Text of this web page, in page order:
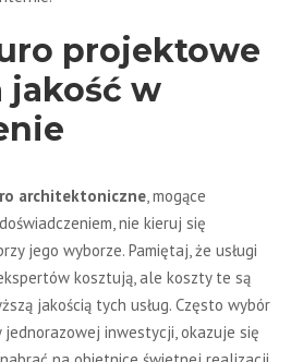
projektowe
jakość w
architektoniczne, mogące
nie kieruj się
jego wyborze. Pamiętaj, że usługi
kosztują, ale koszty te są
jakością tych usług. Często wybór
inwestycji, okazuje się